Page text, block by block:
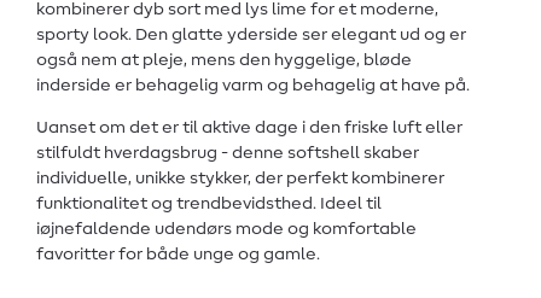
kombinerer dyb sort med lys lime for et moderne,
sporty look. Den glatte yderside ser elegant ud og er
også nem at pleje, mens den hyggelige, bløde
inderside er behagelig varm og behagelig at have på.
Uanset om det er til aktive dage i den friske luft eller
stilfuldt hverdagsbrug - denne softshell skaber
individuelle, unikke stykker, der perfekt kombinerer
funktionalitet og trendbevidsthed. Ideel til
iøjnefaldende udendørs mode og komfortable
favoritter for både unge og gamle.